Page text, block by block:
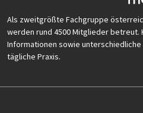
Als zweitgrößte Fachgruppe
werden rund 4500 Mitglieder betreut.
Informationen sowie
tägliche Praxis.